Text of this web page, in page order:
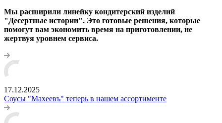
Мы расширили линейку кондитерский изделий
"Десертные истории". Это готовые решения, которые
помогут вам экономить время на приготовлении, не
жертвуя уровнем сервиса.
17.12.2025
Соусы "Махеевъ" теперь в нашем ассортименте